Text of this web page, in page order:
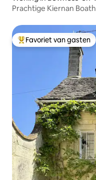
Prachtige
Topfavoriet van gasten
Favoriet van gasten